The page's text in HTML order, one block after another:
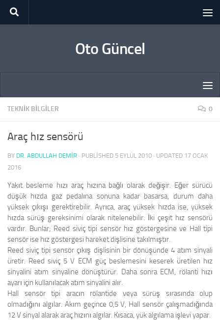
Skip to content
Oto Güncel
TEKNIK BILGILER 0
Araç hız sensörü
BY DR. ABDULLAH DEMİR · PUBLISHED 5 EYLÜL 2010 · UPDATED 17 OCAK
2016
Yakıt besleme hızı araç hızına bağlı olarak değişir. Eğer sürücü
düşük hızda gaz pedalına sonuna kadar basarsa, durum daha
yüksek çıkışı gerektirebilir. Ayrıca, araç yüksek hızda ise, yüksek
hızda sürüş gereksinimi olarak nitelenebilir. İki çeşit hız sensörü
vardır. Bunlar; Reed siviç tipi sensör hız gösterge­sine ve Hall tipi
sensör ise hız göstergesi hareket dişlisine takılmıştır.
Reed siviç tipi sensör çıkış dişlisinin bir dönüşünde 4 atım sinyali
üretir. Reed siviç 5 V ECM güç beslemesini keserek üretilen hız
sinyalini atım sinyaline dönüştürür. Daha sonra ECM, rölanti hızı
ayarı için kullanılacak atım sinyalini alır.
Hall sensör tipi aracın rölantide veya sürüş sırasında olup
olmadığını algılar. Akım geçince 0,5 V, Hall sensör çalışmadığında
12 V sinyal alarak araç hızını algılar. Kısaca, yük algılama işlevi yapar.